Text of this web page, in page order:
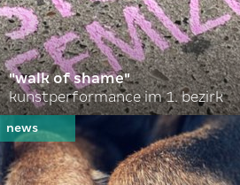
"walk of shame"
kunstperformance im 1. bezirk